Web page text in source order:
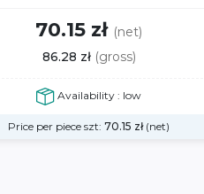
70.15 zł (net)
86.28 zł (gross)
Availability : low
Price per piece szt:70.15 zł(net)